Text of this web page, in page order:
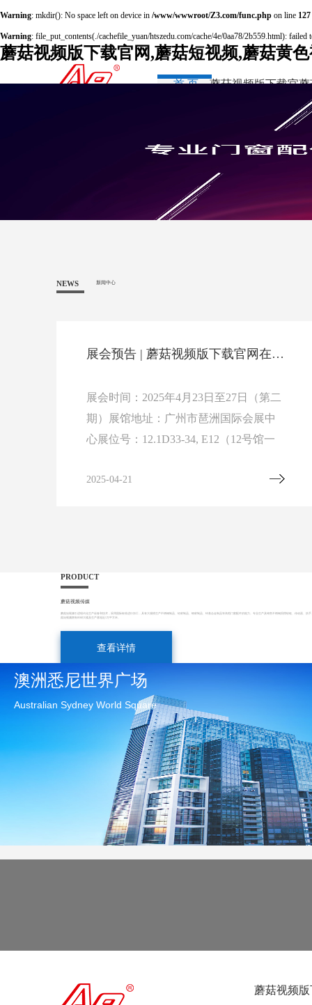
Warning: mkdir(): No space left on device in /www/wwwroot/Z3.com/func.php on line 127
Warning: file_put_contents(./cachefile_yuan/htszedu.com/cache/4e/0aa78/2b559.html):
蘑菇视频版下载官网,蘑菇短视频,蘑菇黄
首 页
蘑菇视频版下载官蘑
NEWS 新闻中心
展会预告 | 蘑菇视频版下载官网在第137届广交会恭候您（展位号：12.1D33-34, E12）
展会时间：2025年4月23日至27日（第二
期）展馆地址：广州市琶洲国际会展中
心展位号：12.1D33-34, E12（12号馆一
2025-04-21
PRODUCT
蘑菇视频传媒
蘑菇短视频引进现代化生产设备和技术，采用国际标准进行加工，具有大规模生产不锈钢制品、铝材制品、铜材制品、锌基合金制品等高档门窗配件的能力。专业生产及销售不锈钢滑撑铰链、传动器、执
菇短视频拥有科研大楼及生产基地近5万平方米。
查看详情
澳洲悉尼世界广场
Australian Sydney World Square
蘑菇视频